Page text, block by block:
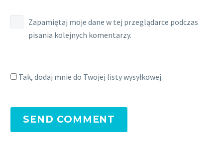
Zapamiętaj moje dane w tej przeglądarce podczas
pisania kolejnych komentarzy.
Tak, dodaj mnie do Twojej listy wysyłkowej.
SEND COMMENT